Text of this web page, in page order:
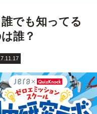
でも知ってる
誰？